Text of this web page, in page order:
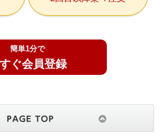
簡単1分で
ぐ会員登録